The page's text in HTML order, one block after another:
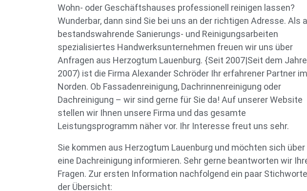
Wohn- oder Geschäftshauses professionell reinigen lassen?
Wunderbar, dann sind Sie bei uns an der richtigen Adresse. Als
bestandswahrende Sanierungs- und Reinigungsarbeiten
spezialisiertes Handwerksunternehmen freuen wir uns über
Anfragen aus Herzogtum Lauenburg. {Seit 2007|Seit dem Jahre
2007) ist die Firma Alexander Schröder Ihr erfahrener Partner im
Norden. Ob Fassadenreinigung, Dachrinnenreinigung oder
Dachreinigung – wir sind gerne für Sie da! Auf unserer Website
stellen wir Ihnen unsere Firma und das gesamte
Leistungsprogramm näher vor. Ihr Interesse freut uns sehr.
Sie kommen aus Herzogtum Lauenburg und möchten sich über
eine Dachreinigung informieren. Sehr gerne beantworten wir
Fragen. Zur ersten Information nachfolgend ein paar
der Übersicht: